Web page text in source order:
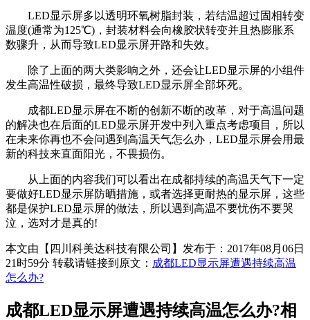
LED显示屏多以透明环氧树脂封装，若结温超过固相转变
温度(通常为125℃)，封装材料会向橡胶状转变并且热膨胀系
数骤升，从而导致LED显示屏开路和失效。
除了上面的两大类影响之外，还会让LED显示屏的小组件
发生高温性破损，最终导致LED显示屏全部坏死。
成都LED显示屏在不断的创新不断的改革，对于高温问题
的解决也在后面的LED显示屏开发中列入重点考虑项目，所以
在未来你再也不会问遇到高温天气怎么办，LED显示屏会用最
新的科技来直面阳光，不畏损伤。
从上面的内容我们可以看出在成都持续的高温天气下一定
要做好LED显示屏防晒措施，或者选择更耐热的显示屏，这些
都是保护LED显示屏的做法，所以遇到高温不要忧伤不要哭
泣，选对才是真的!
本文由【四川科美达科技有限公司】发布于：2017年08月06日
21时59分 转载请链接到原文： 成都LED显示屏遭遇持续高温
怎么办?
成都LED显示屏遭遇持续高温怎么办?相